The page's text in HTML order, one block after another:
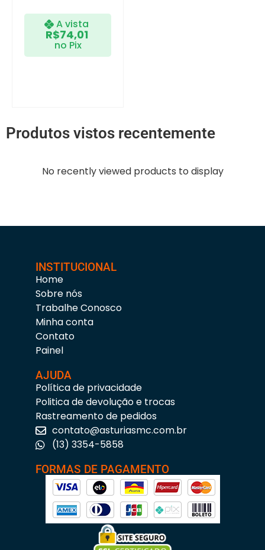
A vista
R$74,01
no Pix
Produtos vistos recentemente
No recently viewed products to display
INSTITUCIONAL
Home
Sobre nós
Trabalhe Conosco
Minha conta
Contato
Painel
AJUDA
Política de privacidade
Politica de devolução e trocas
Rastreamento de pedidos
contato@asturiasmc.com.br
(13) 3354-5858
FORMAS DE PAGAMENTO